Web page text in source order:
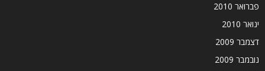
פברואר 2010
ינואר 2010
דצמבר 2009
נובמבר 2009